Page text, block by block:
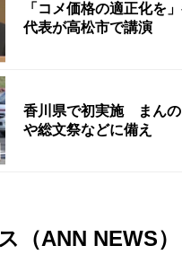
「コメ価格の適正化を
代表が高松市で講演
香川県で初実施 まん
や総文祭などに備え
（ANN NEWS）